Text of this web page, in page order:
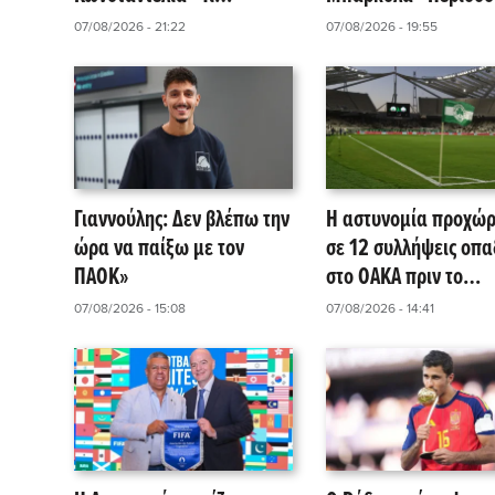
αναφέρει το δημοσίευμα
07/08/2026 - 21:22
από 115 εκατομμύρια
07/08/2026 - 19:55
Γιαννούλης: Δεν βλέπω την
ώρα να παίξω με τον
ΠΑΟΚ»
07/08/2026 - 15:08
Η αστυνομία
σε 12 συλλήψεις
στο ΟΑΚΑ πριν το
Παναθηναϊκός – ΤΣΣΚΑ
07/08/2026 - 14:41